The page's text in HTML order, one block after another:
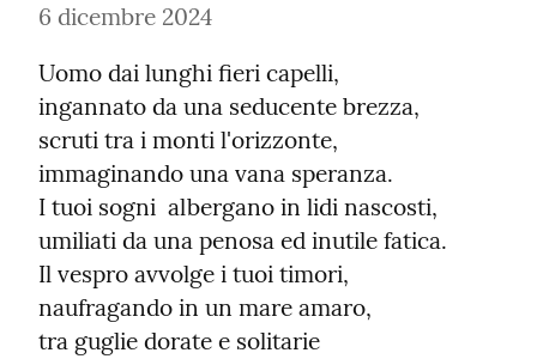
6 dicembre 2024
Uomo dai lunghi fieri capelli,
ingannato da una seducente brezza,
scruti tra i monti l'orizzonte,
immaginando una vana speranza.
I tuoi sogni  albergano in lidi nascosti,
umiliati da una penosa ed inutile fatica.
Il vespro avvolge i tuoi timori,
naufragando in un mare amaro,
tra guglie dorate e solitarie